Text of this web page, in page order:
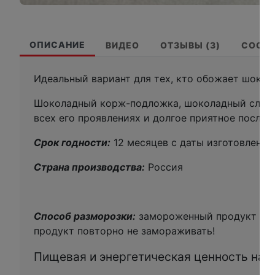
ОПИСАНИЕ ВИДЕО ОТЗЫВЫ (3)
Идеальный вариант для тех, кто обожает
Шоколадный корж-подложка, шоколадный слой
всех его проявлениях и долгое приятное
Срок годности: 12 месяцев с даты
Страна производства: Россия
Способ разморозки: замороженный продукт
продукт повторно не замораживать!
Пищевая и энергетическая ценность на